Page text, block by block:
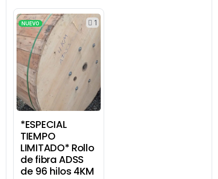
1
NUEVO
*ESPECIAL
TIEMPO
LIMITADO* Rollo
de fibra ADSS
de 96 hilos 4KM